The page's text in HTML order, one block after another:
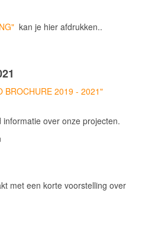
kan je hier afdrukken..
BROCHURE 2019 - 2021"
over onze projecten.
met een korte voorstelling over